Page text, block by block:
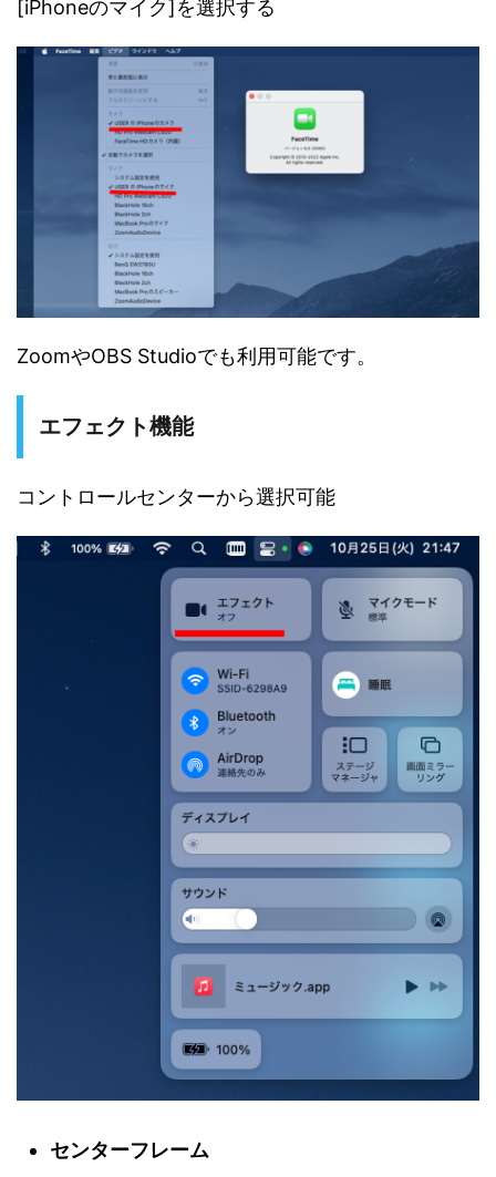
[iPhoneのマイク]を選択する
ZoomやOBS Studioでも利用可能です。
エフェクト機能
コントロールセンターから選択可能
センターフレーム